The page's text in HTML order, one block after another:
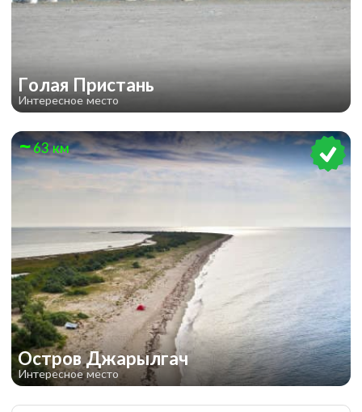
Голая Пристань
Интересное место
63 км
Остров Джарылгач
Интересное место